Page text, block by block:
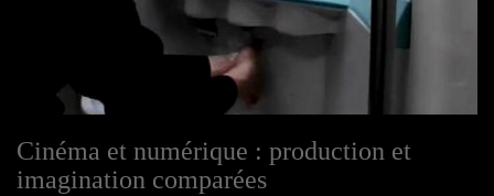
Cinéma et numérique : production et
imagination comparées